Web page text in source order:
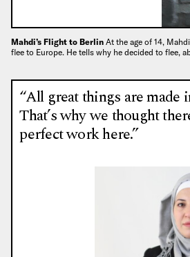
Mahdi’s Flight to Berlin At the age of 14,
flee to Europe. He tells why he decided to flee,
“All great things are made
That’s why we thought
perfect work here.”